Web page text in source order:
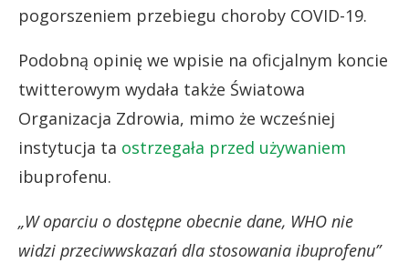
pogorszeniem przebiegu choroby COVID-19.
Podobną opinię we wpisie na oficjalnym koncie
twitterowym wydała także Światowa
Organizacja Zdrowia, mimo że wcześniej
instytucja ta ostrzegała przed używaniem
ibuprofenu.
„W oparciu o dostępne obecnie dane, WHO nie
widzi przeciwwskazań dla stosowania ibuprofenu”